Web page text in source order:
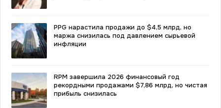
PPG нарастила продажи до $4,5 млрд, но
маржа снизилась под давлением сырьевой
инфляции
RPM завершила 2026 финансовый год
рекордными продажами $7,86 млрд, но чистая
прибыль снизилась